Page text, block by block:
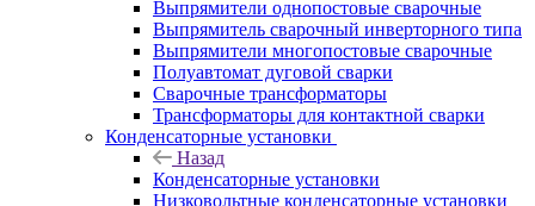
Выпрямители однопостовые сварочные
Выпрямитель сварочный инверторного типа
Выпрямители многопостовые сварочные
Полуавтомат дуговой сварки
Сварочные трансформаторы
Трансформаторы для контактной сварки
Конденсаторные установки
Назад
Конденсаторные установки
Низковольтные конденсаторные установки